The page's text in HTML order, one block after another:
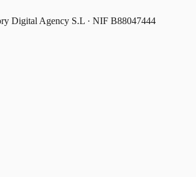
Digital Agency S.L · NIF B88047444